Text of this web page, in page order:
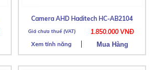
Camera AHD Haditech HC-AB2104
1.850.000 VNĐ
Xem tính năng